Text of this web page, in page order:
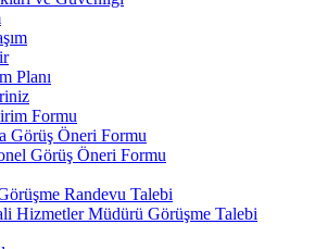
Planı
Formu
Görüş Öneri Formu
Görüş Öneri Formu
Randevu Talebi
Hizmetler Müdürü Görüşme Talebi